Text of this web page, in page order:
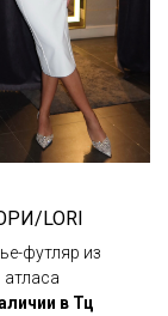
LORI
футляр из
атласа
в Тц